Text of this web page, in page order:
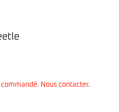
Nous contacter.